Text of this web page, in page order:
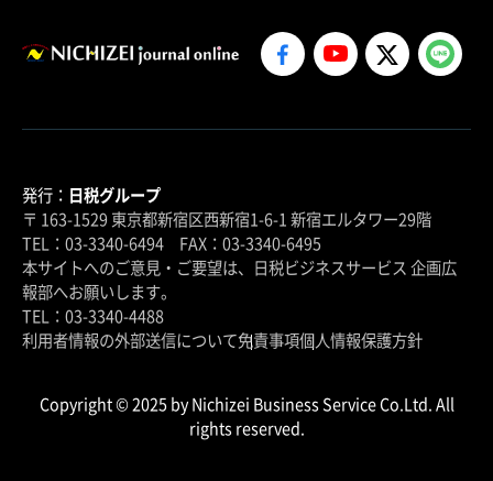
発行： 日税グループ
〒 163-1529 東京都新宿区西新宿1-6-1 新宿エルタワー29階
TEL：03-3340-6494 FAX：03-3340-6495
本サイトへのご意見・ご要望は、日税ビジネスサービス 企画広
報部へお願いします。
TEL：03-3340-4488
利用者情報の外部送信について免責事項個人情報保護方針
Copyright © 2025 by Nichizei Business Service Co.Ltd. All
rights reserved.